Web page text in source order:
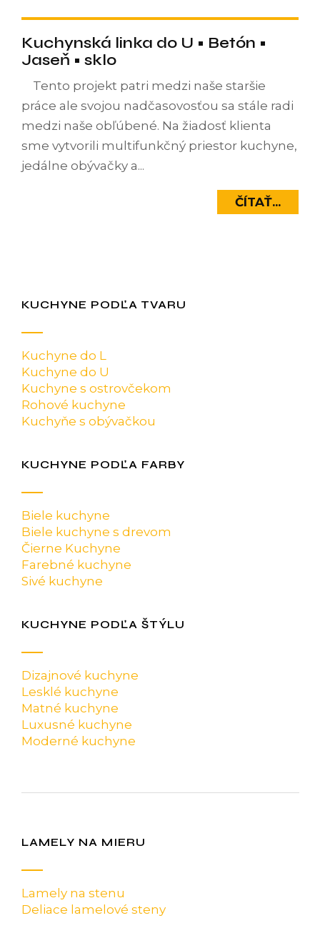
Kuchynská linka do U • Betón •
Jaseň • sklo
Tento projekt patri medzi naše staršie
práce ale svojou nadčasovosťou sa stále radi
medzi naše obľúbené. Na žiadosť klienta
sme vytvorili multifunkčný priestor kuchyne,
jedálne obývačky a...
ČÍTAŤ...
KUCHYNE PODĽA TVARU
Kuchyne do L
Kuchyne do U
Kuchyne s ostrovčekom
Rohové kuchyne
Kuchyňe s obývačkou
KUCHYNE PODĽA FARBY
Biele kuchyne
Biele kuchyne s drevom
Čierne Kuchyne
Farebné kuchyne
Sivé kuchyne
KUCHYNE PODĽA ŠTÝLU
Dizajnové kuchyne
Lesklé kuchyne
Matné kuchyne
Luxusné kuchyne
Moderné kuchyne
LAMELY NA MIERU
Lamely na stenu
Deliace lamelové steny